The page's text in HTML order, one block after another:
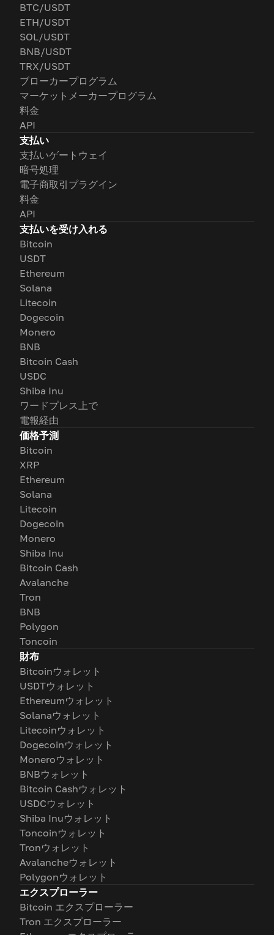
BTC/USDT
ETH/USDT
SOL/USDT
BNB/USDT
TRX/USDT
ブローカープログラム
マーケットメーカープログラム
料金
API
支払い
支払いゲートウェイ
暗号処理
電子商取引プラグイン
料金
API
支払いを受け入れる
Bitcoin
USDT
Ethereum
Solana
Litecoin
Dogecoin
Monero
BNB
Bitcoin Cash
USDC
Shiba Inu
ワードプレス上で
電報経由
価格予測
Bitcoin
XRP
Ethereum
Solana
Litecoin
Dogecoin
Monero
Shiba Inu
Bitcoin Cash
Avalanche
Tron
BNB
Polygon
Toncoin
財布
Bitcoinウォレット
USDTウォレット
Ethereumウォレット
Solanaウォレット
Litecoinウォレット
Dogecoinウォレット
Moneroウォレット
BNBウォレット
Bitcoin Cashウォレット
USDCウォレット
Shiba Inuウォレット
Toncoinウォレット
Tronウォレット
Avalancheウォレット
Polygonウォレット
エクスプローラー
Bitcoin エクスプローラー
Tron エクスプローラー